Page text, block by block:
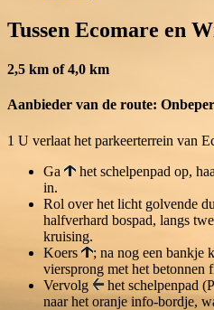
Tussen Ecomare en
2,5 km of 4,0 km
Aanbieder van de route:
1 U verlaat het parkeerterrein van
Ga
het schelpenpad op,
in.
Rol over het licht golvende
halfverhard bospad, langs
kruising.
Koers
; na nog een bankje
viersprong met het betonnen
Vervolg
het schelpenpad
naar het oranje info-bordje,